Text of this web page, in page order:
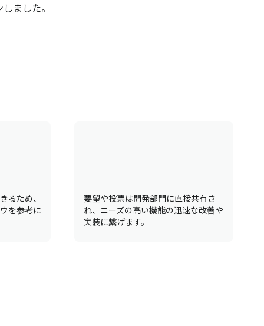
ました。
るため、
を参考に
要望や投票は開発部門に直接共有さ
れ、ニーズの高い機能の迅速な改善や
実装に繋げます。